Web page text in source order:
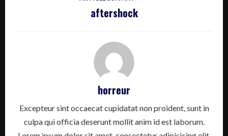
aftershock
horreur
Excepteur sint occaecat cupidatat non proident, sunt in
culpa qui officia deserunt mollit anim id est laborum.